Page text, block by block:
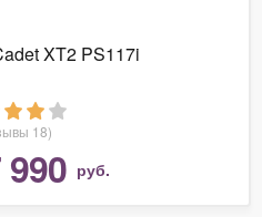
XT2 PS117i
18)
руб.